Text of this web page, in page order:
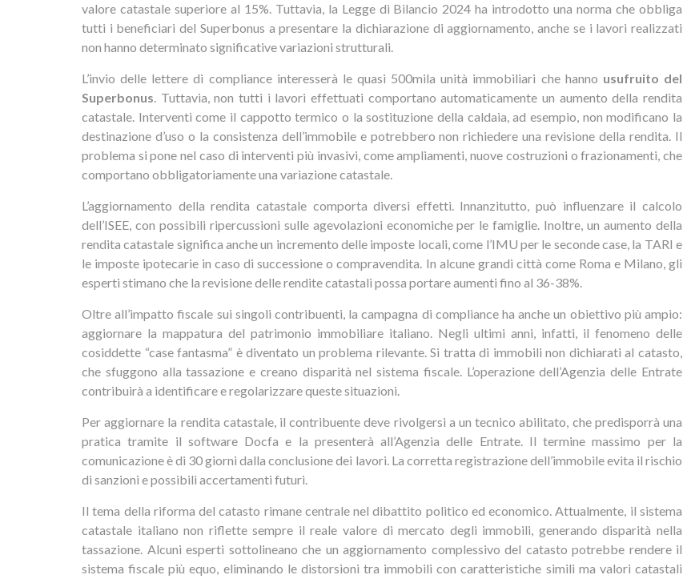
valore catastale superiore al 15%. Tuttavia, la Legge di Bilancio 2024 ha introdotto una norma che obbliga
tutti i beneficiari del Superbonus a presentare la dichiarazione di aggiornamento, anche se i lavori realizzati
non hanno determinato significative variazioni strutturali.
L’invio delle lettere di compliance interesserà le quasi 500mila unità immobiliari che hanno usufruito del
Superbonus. Tuttavia, non tutti i lavori effettuati comportano automaticamente un aumento della rendita
catastale. Interventi come il cappotto termico o la sostituzione della caldaia, ad esempio, non modificano la
destinazione d’uso o la consistenza dell’immobile e potrebbero non richiedere una revisione della rendita. Il
problema si pone nel caso di interventi più invasivi, come ampliamenti, nuove costruzioni o frazionamenti, che
comportano obbligatoriamente una variazione catastale.
L’aggiornamento della rendita catastale comporta diversi effetti. Innanzitutto, può influenzare il calcolo
dell’ISEE, con possibili ripercussioni sulle agevolazioni economiche per le famiglie. Inoltre, un aumento della
rendita catastale significa anche un incremento delle imposte locali, come l’IMU per le seconde case, la TARI e
le imposte ipotecarie in caso di successione o compravendita. In alcune grandi città come Roma e Milano, gli
esperti stimano che la revisione delle rendite catastali possa portare aumenti fino al 36-38%.
Oltre all’impatto fiscale sui singoli contribuenti, la campagna di compliance ha anche un obiettivo più ampio:
aggiornare la mappatura del patrimonio immobiliare italiano. Negli ultimi anni, infatti, il fenomeno delle
cosiddette “case fantasma” è diventato un problema rilevante. Si tratta di immobili non dichiarati al catasto,
che sfuggono alla tassazione e creano disparità nel sistema fiscale. L’operazione dell’Agenzia delle Entrate
contribuirà a identificare e regolarizzare queste situazioni.
Per aggiornare la rendita catastale, il contribuente deve rivolgersi a un tecnico abilitato, che predisporrà una
pratica tramite il software Docfa e la presenterà all’Agenzia delle Entrate. Il termine massimo per la
comunicazione è di 30 giorni dalla conclusione dei lavori. La corretta registrazione dell’immobile evita il rischio
di sanzioni e possibili accertamenti futuri.
Il tema della riforma del catasto rimane centrale nel dibattito politico ed economico. Attualmente, il sistema
catastale italiano non riflette sempre il reale valore di mercato degli immobili, generando disparità nella
tassazione. Alcuni esperti sottolineano che un aggiornamento complessivo del catasto potrebbe rendere il
sistema fiscale più equo, eliminando le distorsioni tra immobili con caratteristiche simili ma valori catastali